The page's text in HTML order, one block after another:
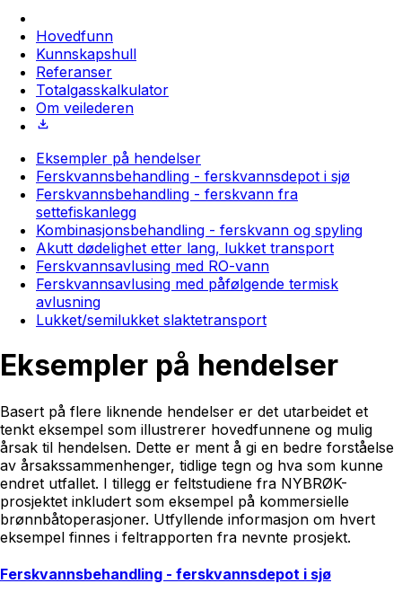
Hovedfunn
Kunnskapshull
Referanser
Totalgasskalkulator
Om veilederen
Eksempler på hendelser
Ferskvannsbehandling - ferskvannsdepot i sjø
Ferskvannsbehandling - ferskvann fra
settefiskanlegg
Kombinasjonsbehandling - ferskvann og spyling
Akutt dødelighet etter lang, lukket transport
Ferskvannsavlusing med RO-vann
Ferskvannsavlusing med påfølgende termisk
avlusning
Lukket/semilukket slaktetransport
Eksempler på hendelser
Basert på flere liknende hendelser er det utarbeidet et
tenkt eksempel som illustrerer hovedfunnene og mulig
årsak til hendelsen. Dette er ment å gi en bedre forståelse
av årsakssammenhenger, tidlige tegn og hva som kunne
endret utfallet. I tillegg er feltstudiene fra NYBRØK-
prosjektet inkludert som eksempel på kommersielle
brønnbåtoperasjoner. Utfyllende informasjon om hvert
eksempel finnes i feltrapporten fra nevnte prosjekt.
Ferskvannsbehandling - ferskvannsdepot i sjø